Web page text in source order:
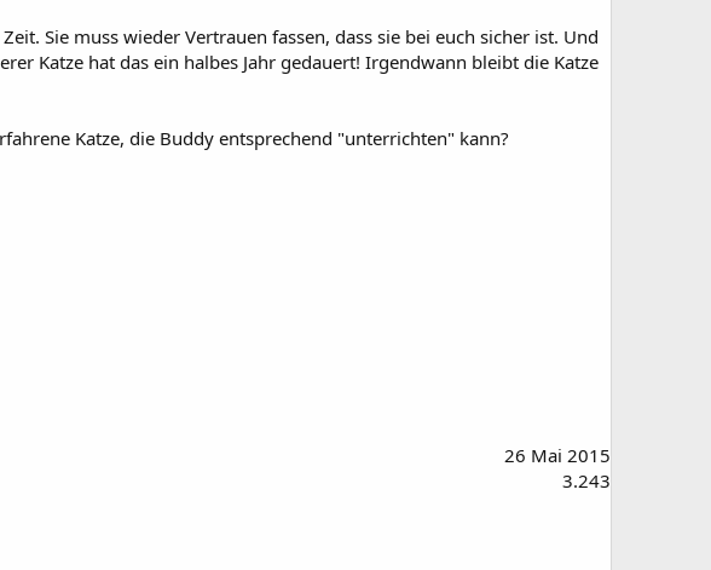
Sie muss wieder Vertrauen fassen, dass sie bei euch sicher ist. Und
Katze hat das ein halbes Jahr gedauert! Irgendwann bleibt die Katze
Katze, die Buddy entsprechend "unterrichten" kann?
26 Mai 2015
3.243